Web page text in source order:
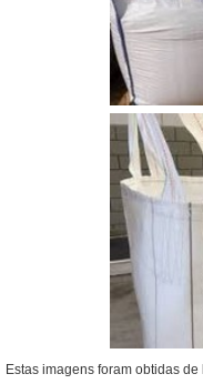
Estas imagens foram obtidas